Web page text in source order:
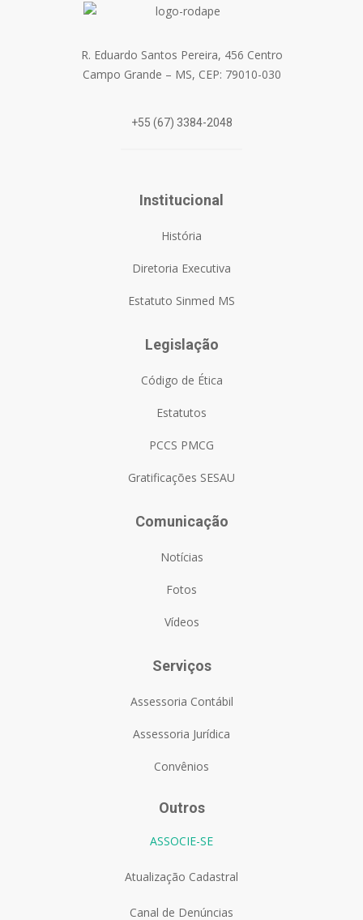
R. Eduardo Santos Pereira, 456 Centro
Campo Grande – MS, CEP: 79010-030
+55 (67) 3384-2048
Institucional
História
Diretoria Executiva
Estatuto Sinmed MS
Legislação
Código de Ética
Estatutos
PCCS PMCG
Gratificações SESAU
Comunicação
Notícias
Fotos
Vídeos
Serviços
Assessoria Contábil
Assessoria Jurídica
Convênios
Outros
ASSOCIE-SE
Atualização Cadastral
Canal de Denúncias